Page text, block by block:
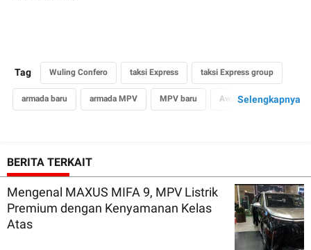
Tag Wuling Confero taksi Express taksi Express group
armada baru armada MPV MPV baru Awal transformasi
Selengkapnya
BERITA TERKAIT
Mengenal MAXUS MIFA 9, MPV Listrik
Premium dengan Kenyamanan Kelas
Atas